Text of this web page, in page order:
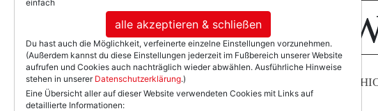
For
BEAUTY &
einfach
alle akzeptieren & schließen
Du hast auch die Möglichkeit, verfeinerte einzelne Einstellungen vorzunehmen.
(Außerdem kannst du diese Einstellungen jederzeit im Fußbereich unserer Website
aufrufen und Cookies auch nachträglich wieder abwählen. Ausführliche Hinweise
stehen in unserer Datenschutzerklärung.)
Eine Übersicht aller auf dieser Website verwendeten Cookies mit Links auf
detaillierte Informationen: